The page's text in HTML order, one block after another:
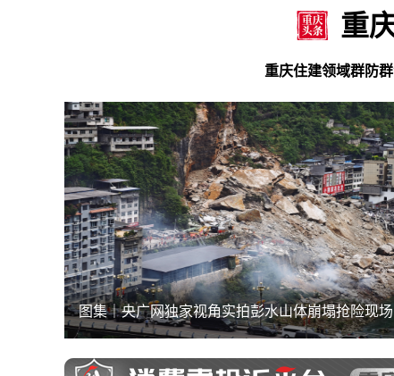
重
重庆住建领域群防
图集｜央广网独家视角实拍彭水山体崩塌抢险现场
携程旅游APP非因消费者原因主票已退，